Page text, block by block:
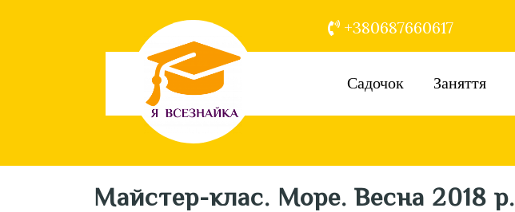
+380687660617
Садочок Заняття
Майстер-клас. Море. Весна 2018 р.